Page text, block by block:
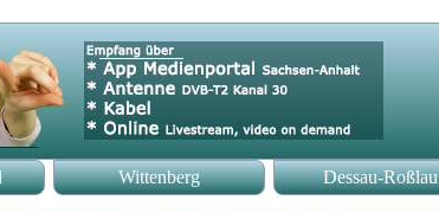
Wittenberg Dessau-Roßlau